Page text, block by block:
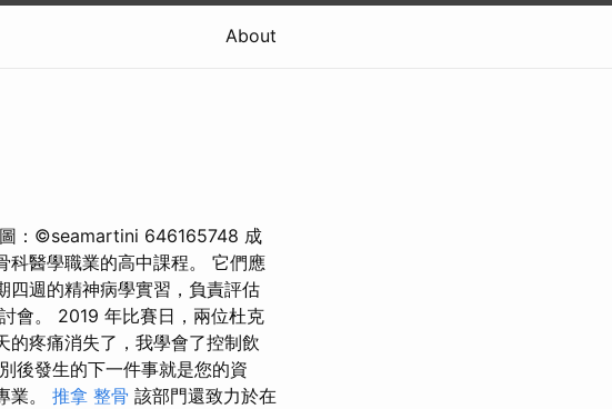
About
圖：©seamartini 646165748 成
科醫學職業的高中課程。 它們應
四週的精神病學實習，負責評估
會。 2019 年比賽日，兩位杜克
的疼痛消失了，我學會了控制飲
後發生的下一件事就是您的資
業。 推拿 整骨 該部門還致力於在